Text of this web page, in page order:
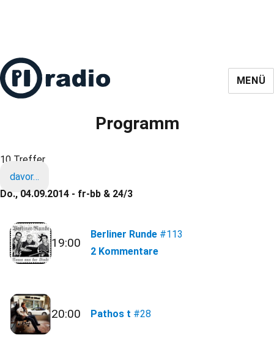
MENÜ
Programm
10 Treffer
davor…
Do., 04.09.2014 - fr-bb & 24/3
19:00
Berliner Runde #113
2 Kommentare
20:00 Pathos t #28